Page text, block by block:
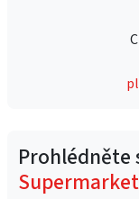
Prohlédněte